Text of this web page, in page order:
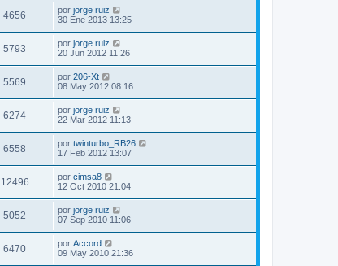
4656 por jorge ruiz
30 Ene 2013 13:25
5793 por jorge ruiz
20 Jun 2012 11:26
5569 por 206-Xt
08 May 2012 08:16
6274 por jorge ruiz
22 Mar 2012 11:13
6558 por twinturbo_RB26
17 Feb 2012 13:07
12496 por cimsa8
12 Oct 2010 21:04
5052 por jorge ruiz
07 Sep 2010 11:06
6470 por Accord
09 May 2010 21:36